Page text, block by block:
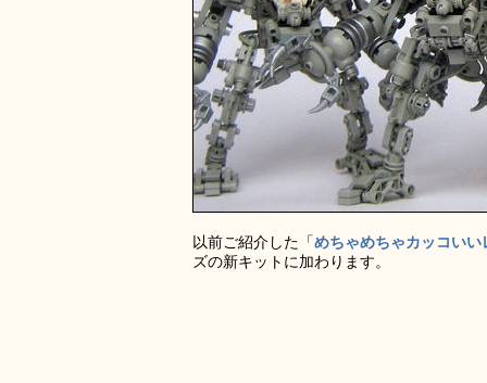
以前ご紹介した「めちゃめちゃカッコい
ズの新キットに加わります。